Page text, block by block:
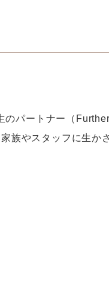
パートナー（
族やスタッフに生か